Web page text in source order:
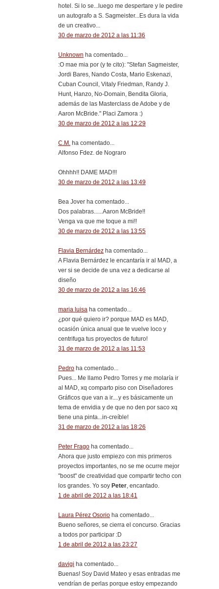
hotel. Si lo se...luego me despertare y le pedire
un autografo a S. Sagmeister...Es dura la vida
de un creativo...
30 de marzo de 2012 a las 11:36
Unknown ha comentado...
:O mae mia por (y te cito): "Stefan Sagmeister,
Jordi Bares, Nando Costa, Mario Eskenazi,
Cuban Council, Vitaly Friedman, Randy J.
Hunt, Hanzo, No-Domain, Bendita Gloria,
además de las Masterclass de Adobe y de
Aaron McBride." Placi Zamora :)
30 de marzo de 2012 a las 12:29
C.M. ha comentado...
Alfonso Fdez. de Nograro
Ohhhh!! DAME MAD!!!
30 de marzo de 2012 a las 13:49
Bea Jover ha comentado...
Dos palabras......Aaron McBride!!
Venga va que me toque a mi!!
30 de marzo de 2012 a las 13:55
Flavia Bernárdez ha comentado...
A Flavia Bernárdez le encantaría ir al MAD, a
ver si se decide de una vez a dedicarse al
diseño
30 de marzo de 2012 a las 16:46
maria luisa ha comentado...
¿por qué quiero ir? porque MAD es MAD,
ocasión única anual que te vuelve loco y
centrifuga tus proyectos de futuro!
31 de marzo de 2012 a las 11:53
Pedro ha comentado...
Pues... Me llamo Pedro Torres y me molaría ir
al MAD, xq comparto piso con Diseñadores
Gráficos que van a ir....y es básicamente un
tema de envidia y de que no den por saco xq
tiene una pinta...in-creíble!
31 de marzo de 2012 a las 18:26
Peter Frago ha comentado...
Ahora que justo empiezo con mis primeros
proyectos importantes, no se me ocurre mejor
"boost" de creatividad que compartir techo con
los grandes. Yo soy Peter , encantado.
1 de abril de 2012 a las 18:41
Laura Pérez Osorio ha comentado...
Bueno señores, se cierra el concurso. Gracias
a todos por participar :D
1 de abril de 2012 a las 23:27
davigi ha comentado...
Buenas! Soy David Mateo y esas entradas me
vendrían de perlas porque estoy empezando